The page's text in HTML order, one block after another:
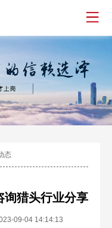
态
询猎头行业分享
09-04 14:14:13